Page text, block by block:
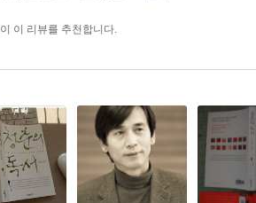
이 이 리뷰를 추천합니다.